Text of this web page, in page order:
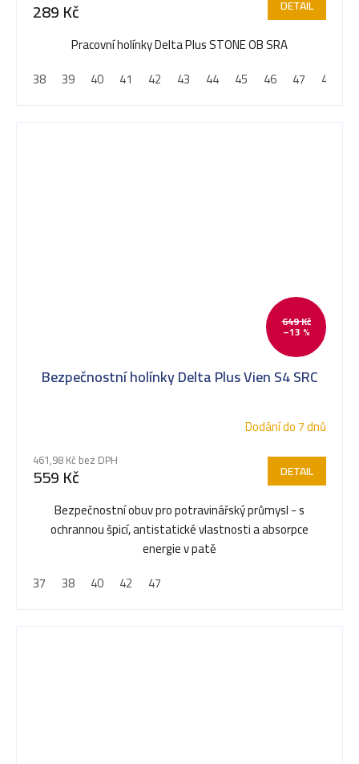
289 Kč DETAIL
Pracovní holínky Delta Plus STONE OB SRA
38
39 40 41 42 43 44 45 46 47 48
649 Kč
–13 %
Bezpečnostní holínky Delta Plus Vien S4 SRC
Dodání do 7 dnů
461,98 Kč bez DPH
559 Kč DETAIL
Bezpečnostní obuv pro potravinářský průmysl - s
ochrannou špicí, antistatické vlastnosti a absorpce
energie v patě
37
38 40 42 47